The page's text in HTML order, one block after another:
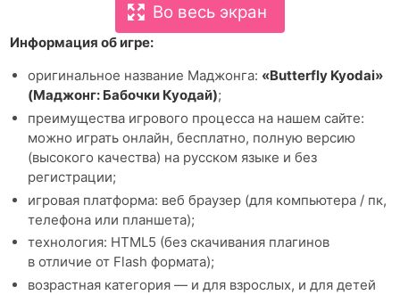
Во весь экран
Информация об игре:
оригинальное название Маджонга: «Butterfly Kyodai»
(Маджонг: Бабочки Куодай);
преимущества игрового процесса на нашем сайте:
можно играть онлайн, бесплатно, полную версию
(высокого качества) на русском языке и без
регистрации;
игровая платформа: веб браузер (для компьютера / пк,
телефона или планшета);
технология: HTML5 (без скачивания плагинов
в отличие от Flash формата);
возрастная категория — и для взрослых, и для детей